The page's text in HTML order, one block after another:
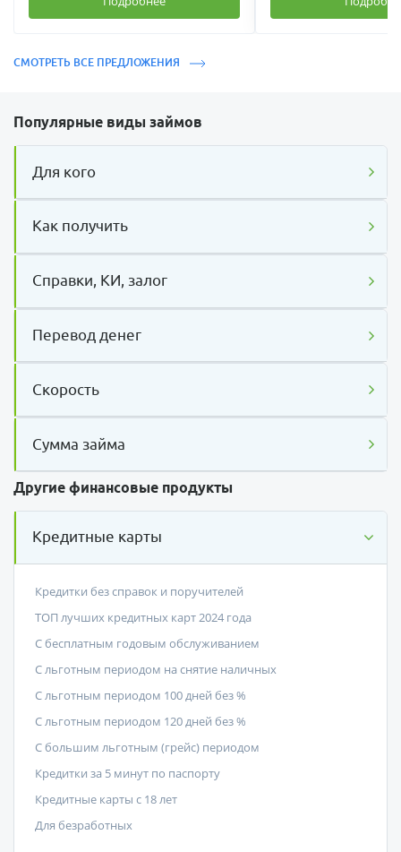
СМОТРЕТЬ ВСЕ ПРЕДЛОЖЕНИЯ
Популярные виды займов
Для кого
Как получить
Справки, КИ, залог
Перевод денег
Скорость
Сумма займа
Другие финансовые продукты
Кредитные карты
Кредитки без справок и поручителей
ТОП лучших кредитных карт 2024 года
С бесплатным годовым обслуживанием
С льготным периодом на снятие наличных
С льготным периодом 100 дней без %
С льготным периодом 120 дней без %
С большим льготным (грейс) периодом
Кредитки за 5 минут по паспорту
Кредитные карты с 18 лет
Для безработных